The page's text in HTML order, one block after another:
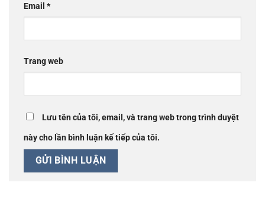
Email *
Trang web
Lưu tên của tôi, email, và trang web trong trình duyệt
này cho lần bình luận kế tiếp của tôi.